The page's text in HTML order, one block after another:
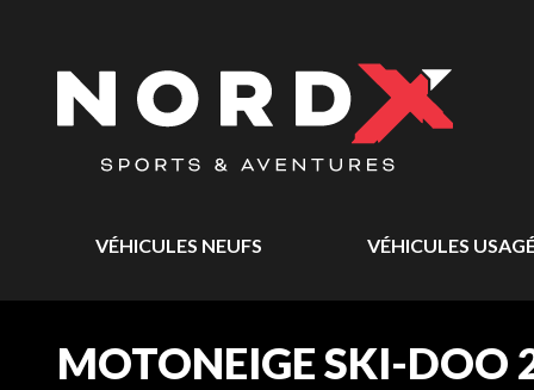
VÉHICULES NEUFS VÉHICULES
MOTONEIGE SKI-DOO